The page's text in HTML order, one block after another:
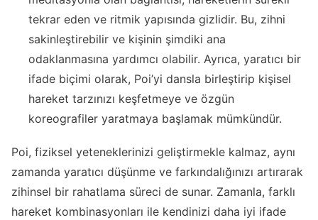
tekrar eden ve ritmik yapısında gizlidir. Bu, zihni
sakinleştirebilir ve kişinin şimdiki ana
odaklanmasına yardımcı olabilir. Ayrıca, yaratıcı bir
ifade biçimi olarak, Poi’yi dansla birleştirip kişisel
hareket tarzınızı keşfetmeye ve özgün
koreografiler yaratmaya başlamak mümkündür.
Poi, fiziksel yeteneklerinizi geliştirmekle kalmaz, aynı
zamanda yaratıcı düşünme ve farkındalığınızı artırarak
zihinsel bir rahatlama süreci de sunar. Zamanla, farklı
hareket kombinasyonları ile kendinizi daha iyi ifade